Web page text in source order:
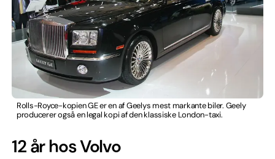
Rolls-Royce-kopien GE er en af Geelys mest markante biler. Geely
producerer også en legal kopi af den klassiske London-taxi.
12 år hos Volvo